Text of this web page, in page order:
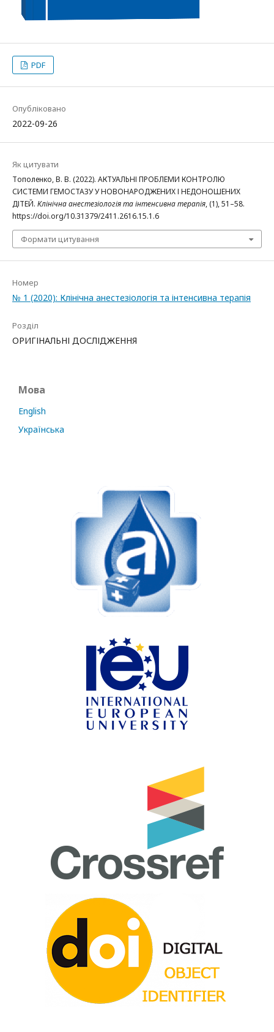
PDF
Опубліковано
2022-09-26
Як цитувати
Тополенко, В. В. (2022). АКТУАЛЬНІ ПРОБЛЕМИ КОНТРОЛЮ
СИСТЕМИ ГЕМОСТАЗУ У НОВОНАРОДЖЕНИХ І НЕДОНОШЕНИХ
ДІТЕЙ. Клінічна анестезіологія та інтенсивна терапія, (1), 51–58.
https://doi.org/10.31379/2411.2616.15.1.6
Формати цитування
Номер
№ 1 (2020): Клінічна анестезіологія та інтенсивна терапія
Розділ
ОРИГІНАЛЬНІ ДОСЛІДЖЕННЯ
Мова
English
Українська